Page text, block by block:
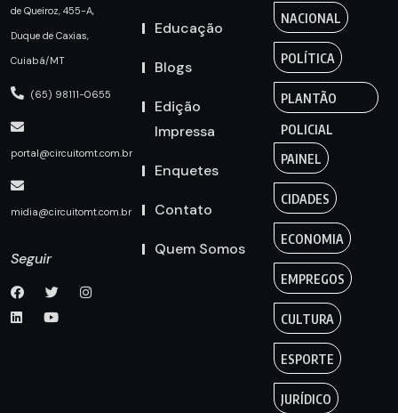
de Queiroz, 455-A,
Duque de Caxias,
Cuiabá/MT
(65) 98111-0655
portal@circuitomt.com.br
midia@circuitomt.com.br
Seguir
Educação
Blogs
Edição
Impressa
Enquetes
Contato
Quem Somos
NACIONAL
POLÍTICA
PLANTÃO
POLICIAL
PAINEL
CIDADES
ECONOMIA
EMPREGOS
CULTURA
ESPORTE
JURÍDICO